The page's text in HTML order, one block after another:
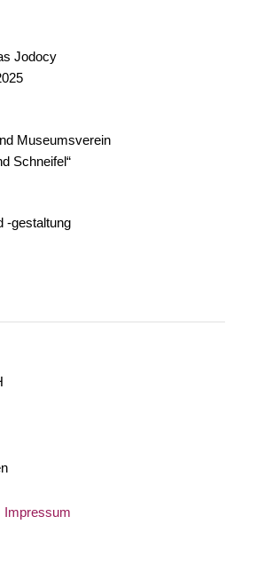
Jodocy
Museumsverein
Schneifel“
-gestaltung
Impressum